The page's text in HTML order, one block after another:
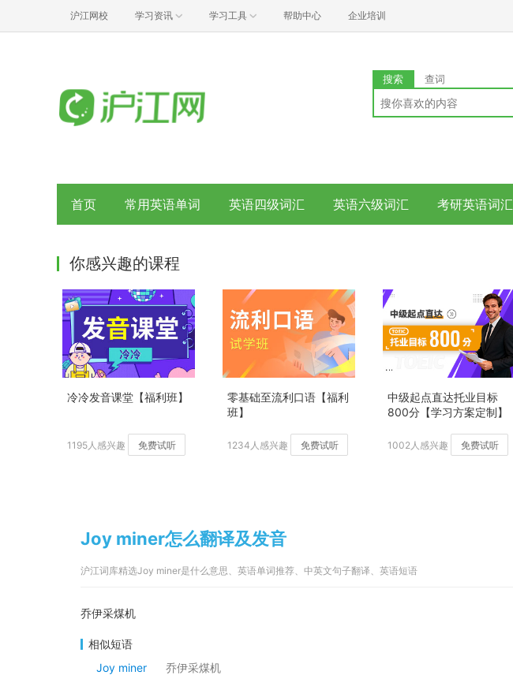
沪江网校 学习资讯 学习工具 帮助中心 企业培训
搜索 查词
首页 常用英语单词 英语四级词汇 英语六级词汇 考研英语词汇
你感兴趣的课程
冷冷发音课堂【福利班】
1195人感兴趣 免费试听
零基础至流利口语【福利
班】
1234人感兴趣 免费试听
中级起点直达托业目标
800分【学习方案定制】
1002人感兴趣 免费试听
Joy miner怎么翻译及发音
沪江词库精选Joy miner是什么意思、英语单词推荐、中英文句子翻译、英语短语
乔伊采煤机
相似短语
Joy miner
乔伊采煤机